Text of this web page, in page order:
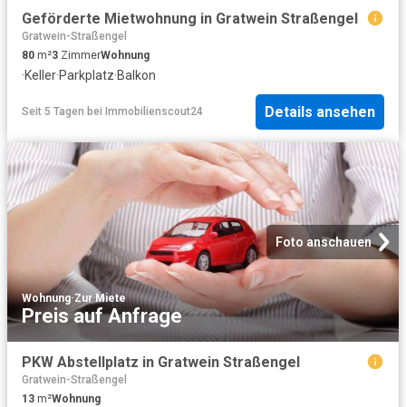
Geförderte Mietwohnung in Gratwein Straßengel
Gratwein-Straßengel
80 m²3 ZimmerWohnung
·Keller·Parkplatz·Balkon
Seit 5 Tagen bei Immobilienscout24 Details ansehen
Foto anschauen
Wohnung·Zur Miete
Preis auf Anfrage
PKW Abstellplatz in Gratwein Straßengel
Gratwein-Straßengel
13 m²Wohnung